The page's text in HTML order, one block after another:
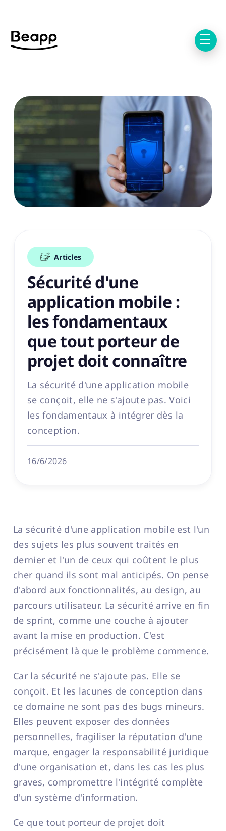
Articles
Sécurité d'une
application mobile :
les fondamentaux
que tout porteur de
projet doit connaître
La sécurité d'une application mobile
se conçoit, elle ne s'ajoute pas. Voici
les fondamentaux à intégrer dès la
conception.
16/6/2026
La sécurité d'une application mobile est l'un
des sujets les plus souvent traités en
dernier et l'un de ceux qui coûtent le plus
cher quand ils sont mal anticipés. On pense
d'abord aux fonctionnalités, au design, au
parcours utilisateur. La sécurité arrive en fin
de sprint, comme une couche à ajouter
avant la mise en production. C'est
précisément là que le problème commence.
Car la sécurité ne s'ajoute pas. Elle se
conçoit. Et les lacunes de conception dans
ce domaine ne sont pas des bugs mineurs.
Elles peuvent exposer des données
personnelles, fragiliser la réputation d'une
marque, engager la responsabilité juridique
d'une organisation et, dans les cas les plus
graves, compromettre l'intégrité complète
d'un système d'information.
Ce que tout porteur de projet doit